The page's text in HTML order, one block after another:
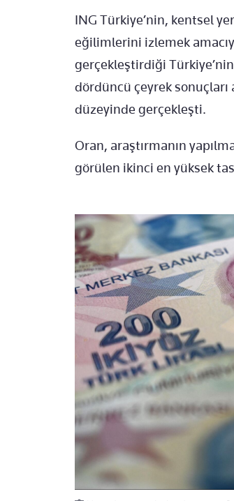
ING Türkiye’nin, kentsel
eğilimlerini izlemek
gerçekleştirdiği Türkiye’nin
dördüncü çeyrek
düzeyinde gerçekleşti.
Oran, araştırmanın
görülen ikinci en yüksek